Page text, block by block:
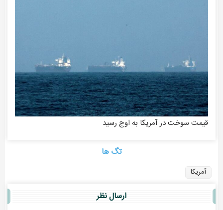
قیمت سوخت در آمریکا به اوج رسید
تگ ها
آمریکا
ارسال نظر